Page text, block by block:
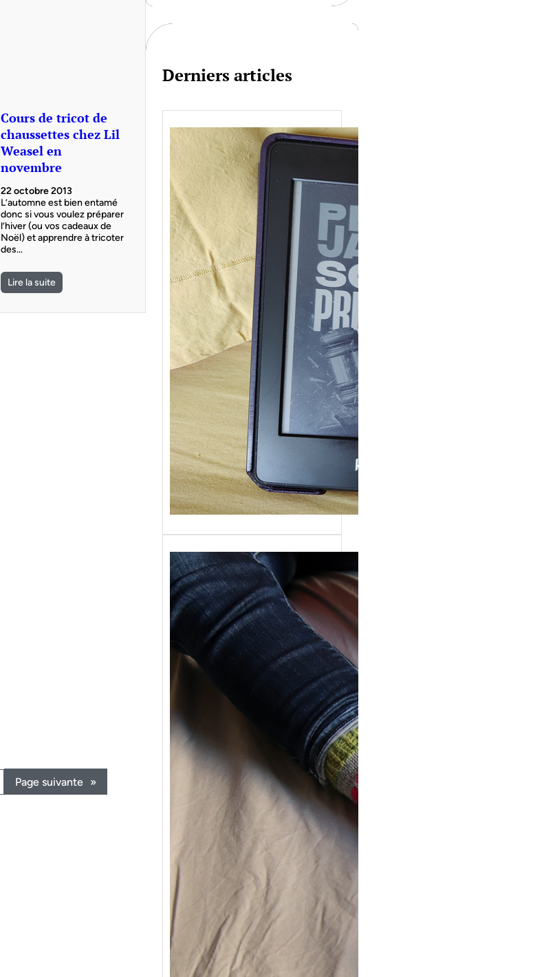
Cours de tricot de
chaussettes chez Lil
Weasel en
novembre
22 octobre 2013
L’automne est bien entamé
donc si vous voulez préparer
l’hiver (ou vos cadeaux de
Noël) et apprendre à tricoter
des…
Lire la suite
Page suivante »
h
Derniers articles
Je bouquine #149
Sans grande surprise, j’ai
replongé dans la série
« Roy Grace »…
{Tricot} Flower
power socks
Ce patron a été
initialement créé pour
les membres de…